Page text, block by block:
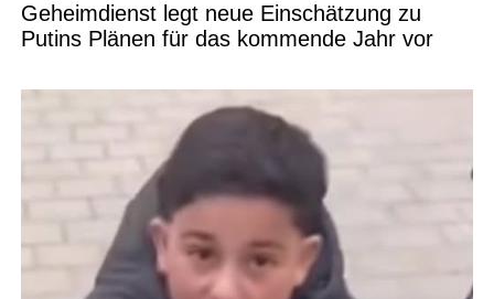
Geheimdienst legt neue Einschätzung zu
Putins Plänen für das kommende Jahr vor